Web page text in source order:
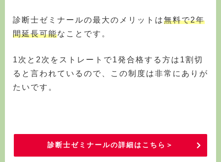
診断士ゼミナールの最大のメリットは無料で2年
間延長可能なことです。
1次と2次をストレートで1発合格する方は1割切
ると言われているので、この制度は非常にありが
たいです。
診断士ゼミナールの詳細はこちら＞